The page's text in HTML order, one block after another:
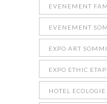
EVENEMENT
EVENEMENT
EXPO ART
EXPO ETHIC
HOTEL ECOLOGIE